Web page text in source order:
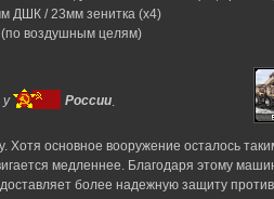
ДШК / 23мм зенитка (x4)
(по воздушным целям)
у России
Хотя основное вооружение осталось
медленнее. Благодаря этому
более надежную защиту против